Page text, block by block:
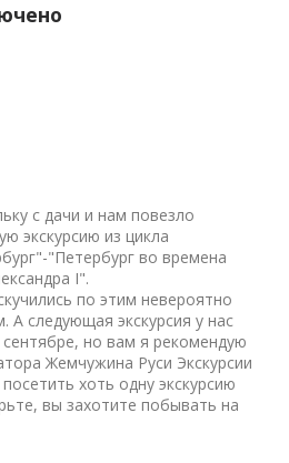
с дачи и нам повезло
экскурсию из цикла
"Петербург во времена
I".
по этим невероятно
А следующая экскурсия у нас
но вам я рекомендую
Жемчужина Руси Экскурсии
хоть одну экскурсию
вы захотите побывать на